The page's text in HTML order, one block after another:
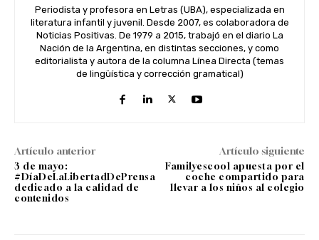
Periodista y profesora en Letras (UBA), especializada en
literatura infantil y juvenil. Desde 2007, es colaboradora de
Noticias Positivas. De 1979 a 2015, trabajó en el diario La
Nación de la Argentina, en distintas secciones, y como
editorialista y autora de la columna Línea Directa (temas
de lingüística y corrección gramatical)
Artículo anterior
3 de mayo:
#DíaDeLaLibertadDePrensa
dedicado a la calidad de
contenidos
Artículo siguiente
Familyescool apuesta por el
coche compartido para
llevar a los niños al colegio